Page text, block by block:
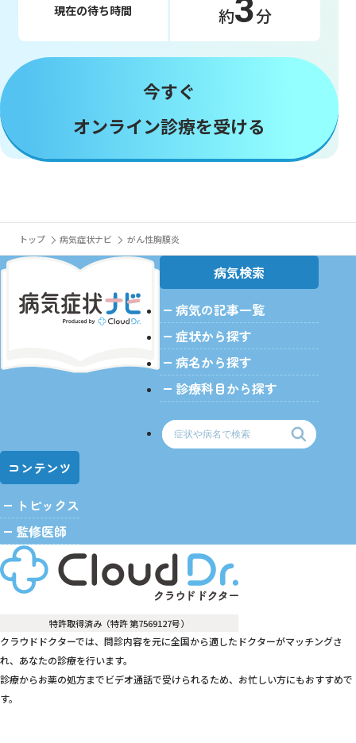
現在の待ち時間 約3分
今すぐ
オンライン診療を受ける
トップ 病気症状ナビ がん性胸膜炎
病気検索
病気の記事一覧
症状から探す
病名から探す
診療科目から探す
コンテンツ
トピックス
監修医師
特許取得済み（特許 第7569127号）
クラウドドクターでは、問診内容を元に全国から適したドクターがマッチングさ
れ、あなたの診療を行います。
診療からお薬の処方までビデオ通話で受けられるため、お忙しい方にもおすすめで
す。